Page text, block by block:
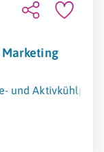
Marketing
und